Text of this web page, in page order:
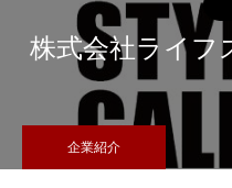
株式会社ライフ
企業紹介